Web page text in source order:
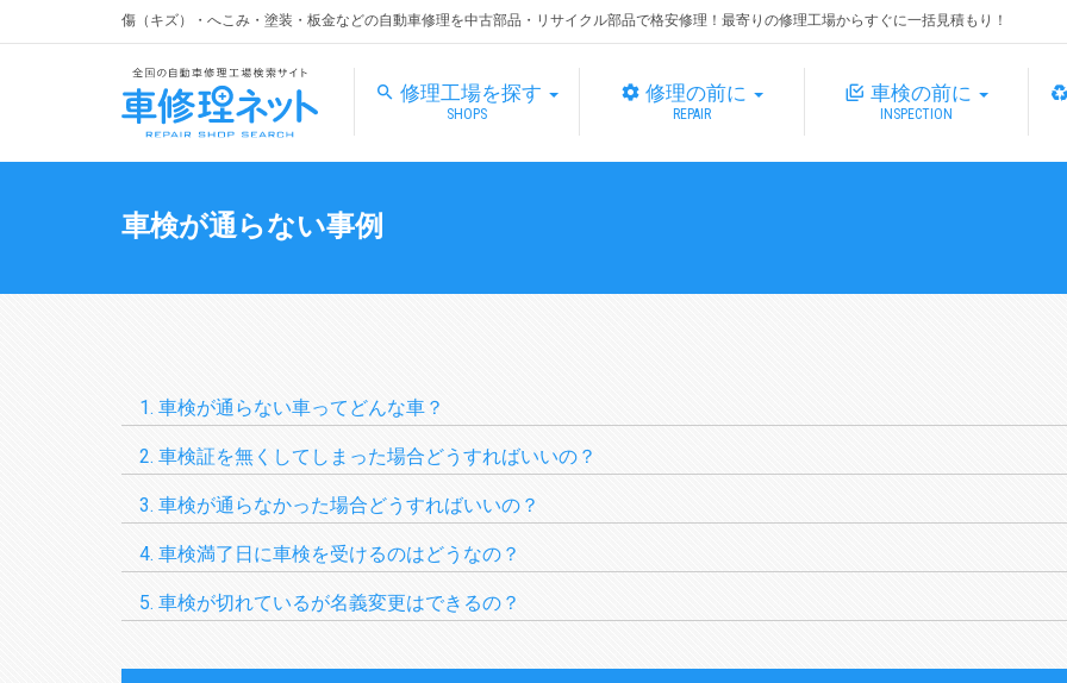
傷（キズ）・へこみ・塗装・板金などの自動車修理を中古部品・リサイクル部品で格安修理！最寄りの修理工場からすぐに一括見積もり！
修理工場を探す
SHOPS
修理の前に
REPAIR
車検の前に
INSPECTION
車検が通らない事例
車検が通らない車ってどんな車？
車検証を無くしてしまった場合どうすればいいの？
車検が通らなかった場合どうすればいいの？
車検満了日に車検を受けるのはどうなの？
車検が切れているが名義変更はできるの？